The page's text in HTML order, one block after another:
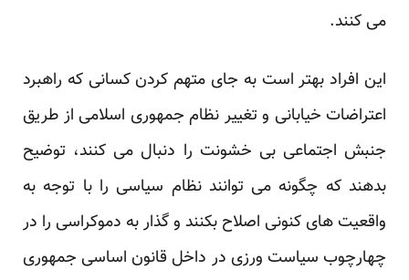
می کنند.
این افراد بهتر است به جای متهم کردن کسانی که راهبرد
اعتراضات خیابانی و تغییر نظام جمهوری اسلامی از طریق
جنبش اجتماعی بی خشونت را دنبال می کنند، توضیح
بدهند که چگونه می توانند نظام سیاسی را با توجه به
واقعیت های کنونی اصلاح بکنند و گذار به دموکراسی را در
چهارچوب سیاست ورزی در داخل قانون اساسی جمهوری